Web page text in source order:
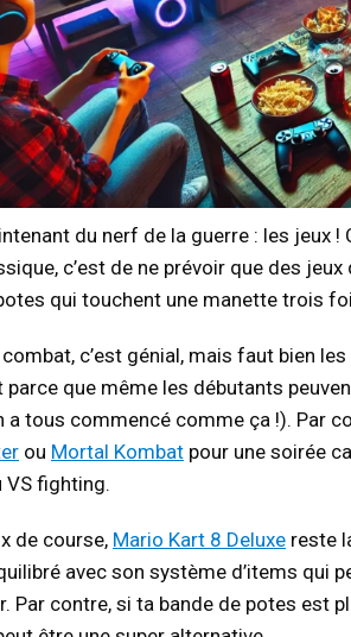
du nerf de la guerre : les jeux
c’est de ne prévoir que des
qui touchent une manette trois
c’est génial, mais faut bien les
parce que même les débutants
a tous commencé comme ça !). Par
ou Mortal Kombat pour une soirée
VS fighting.
de course, Mario Kart 8 Deluxe reste
avec son système d’items qui
Par contre, si ta bande de potes est